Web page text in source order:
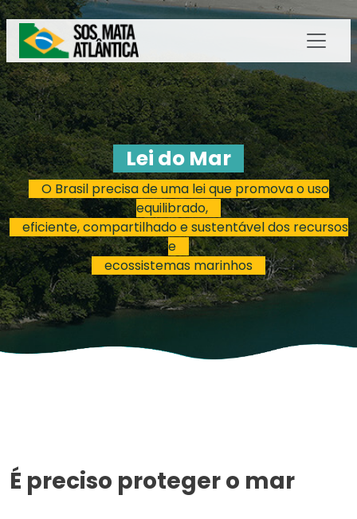
Lei do Mar
O Brasil precisa de uma lei que promova o uso
equilibrado,
eficiente, compartilhado e sustentável dos recursos
e
ecossistemas marinhos
É preciso proteger o mar